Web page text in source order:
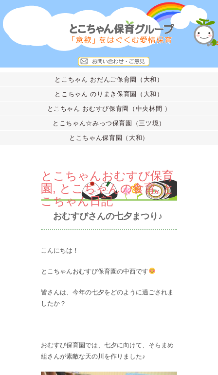
とこちゃん おだんご保育園（大和）
とこちゃん のりまき保育園（大和）
とこちゃん おむすび保育園（中央林間 ）
とこちゃん☆みっつ保育園（三ツ境）
とこちゃん保育園（大和）
とこちゃんおむすび保育
園 , とこちゃんの食育,と
こちゃん日記
おむすびさんの七夕まつり♪
こんにちは！
とこちゃんおむすび保育園の中西です
皆さんは、今年の七夕をどのように過ごされま
したか？
おむすび保育園では、七夕に向けて、そらまめ
組さんが素敵な天の川を作りました♪